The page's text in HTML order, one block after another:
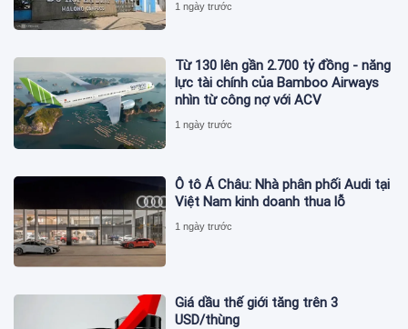
1 ngày trước
Từ 130 lên gần 2.700 tỷ đồng - năng
lực tài chính của Bamboo Airways
nhìn từ công nợ với ACV
1 ngày trước
Ô tô Á Châu: Nhà phân phối Audi tại
Việt Nam kinh doanh thua lỗ
1 ngày trước
Giá dầu thế giới tăng trên 3
USD/thùng